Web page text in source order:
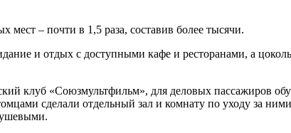
мест – почти в 1,5 раза, составив более тысячи.
и отдых с доступными кафе и ресторанами, а
клуб «Союзмультфильм», для деловых пассажиров
сделали отдельный зал и комнату по уходу за